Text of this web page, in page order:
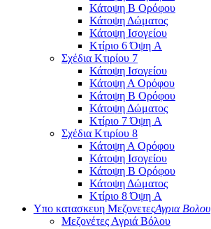
Κάτοψη Β Ορόφου
Κάτοψη Δώματος
Κάτοψη Ισογείου
Κτίριο 6 Όψη A
Σχέδια Κτιρίου 7
Κάτοψη Ισογείου
Κάτοψη Α Ορόφου
Κάτοψη Β Ορόφου
Κάτοψη Δώματος
Κτίριο 7 Όψη A
Σχέδια Κτιρίου 8
Κάτοψη Α Ορόφου
Κάτοψη Ισογείου
Κάτοψη Β Ορόφου
Κάτοψη Δώματος
Κτίριο 8 Όψη A
Υπο κατασκευη ΜεζονετεςΑγρια Βολου
Μεζονέτες Αγριά Βόλου